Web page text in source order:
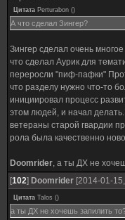
Цитата Perturabon ()
А что сделал Зингер?
Зингер сделал очень
что сделал Аурик для
переросли "пиф-пафки"
что разделу нужно что-то
инициировал процесс
этом людей, и начал
ветераны старой гвардии
рола была качественно
Doomrider, а ты ДХ не
[102] Doomrider [2014-01-
Цитата Talos ()
а ты ДХ не хочешь запилить